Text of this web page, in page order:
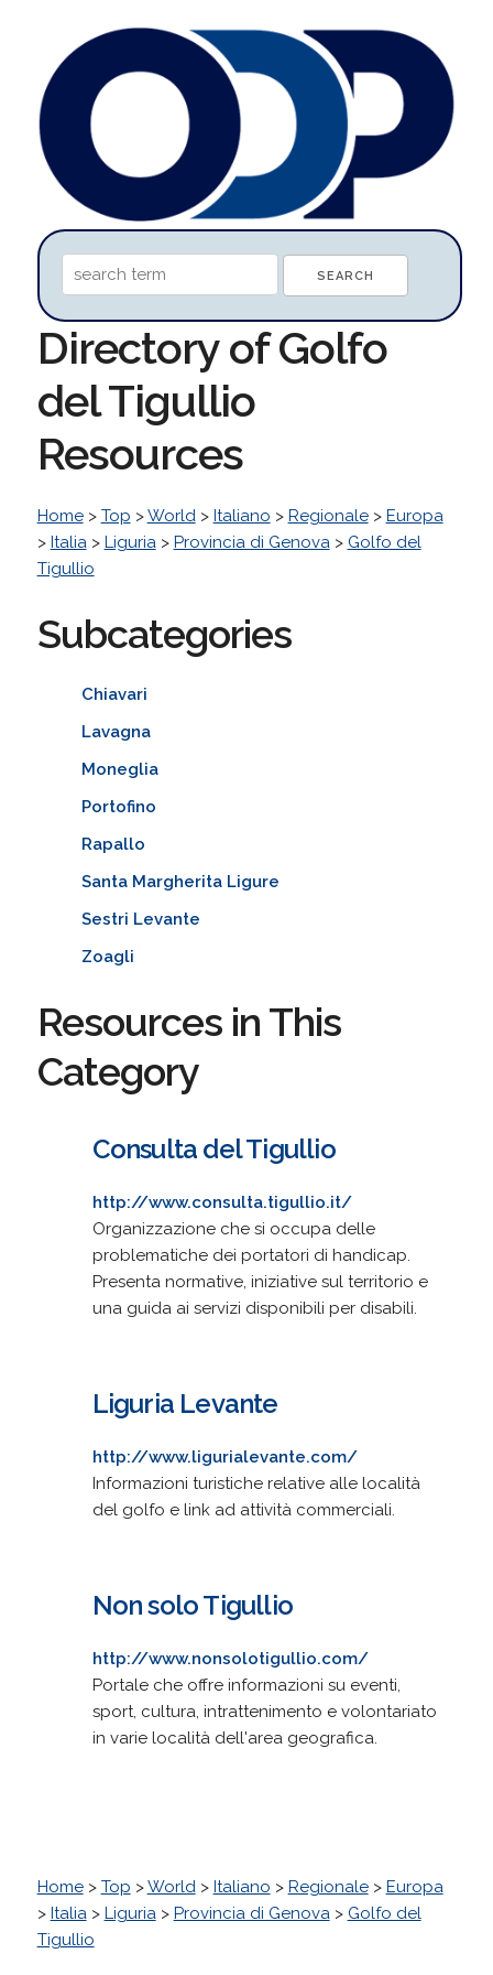
Directory of Golfo
del Tigullio
Resources
Home> Top >World> Italiano > Regionale> Europa
> Italia> Liguria> Provincia di Genova> Golfo del
Tigullio
Subcategories
Chiavari
Lavagna
Moneglia
Portofino
Rapallo
Santa Margherita Ligure
Sestri Levante
Zoagli
Resources in This
Category
Consulta del Tigullio
http://www.consulta.tigullio.it/
Organizzazione che si occupa delle
problematiche dei portatori di handicap.
Presenta normative, iniziative sul territorio e
una guida ai servizi disponibili per disabili.
Liguria Levante
http://www.ligurialevante.com/
Informazioni turistiche relative alle località
del golfo e link ad attività commerciali.
Non solo Tigullio
http://www.nonsolotigullio.com/
Portale che offre informazioni su eventi,
sport, cultura, intrattenimento e volontariato
in varie località dell'area geografica.
Home> Top >World> Italiano > Regionale> Europa
> Italia> Liguria> Provincia di Genova> Golfo del
Tigullio